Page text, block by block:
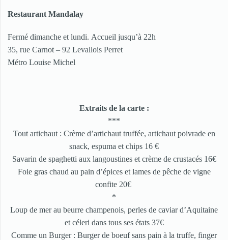
Restaurant Mandalay
Fermé dimanche et lundi. Accueil jusqu’à 22h
35, rue Carnot – 92 Levallois Perret
Métro Louise Michel
Extraits de la carte :
***
Tout artichaut : Crème d’artichaut truffée, artichaut poivrade en
snack, espuma et chips 16 €
Savarin de spaghetti aux langoustines et crème de crustacés 16€
Foie gras chaud au pain d’épices et lames de pêche de vigne
confite 20€
*
Loup de mer au beurre champenois, perles de caviar d’Aquitaine
et céleri dans tous ses états 37€
Comme un Burger : Burger de boeuf sans pain à la truffe, finger